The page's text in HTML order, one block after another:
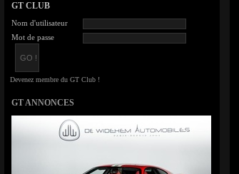
GT CLUB
Nom d'utilisateur
Mot de passe
GT ANNONCES